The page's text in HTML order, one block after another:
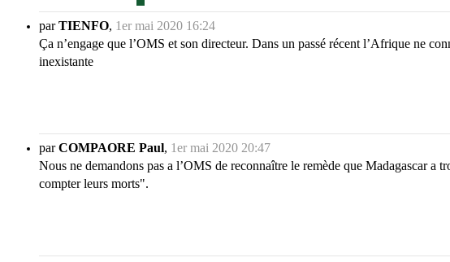
parTIENFO, 1er mai 2020 16:24
Ça n’engage que l’OMS et son directeur. Dans un passé récent l’Afrique ne
inexistante
parCOMPAORE Paul, 1er mai 2020 20:47
Nous ne demandons pas a l’OMS de reconnaître le remède que Madagascar a
compter leurs morts".